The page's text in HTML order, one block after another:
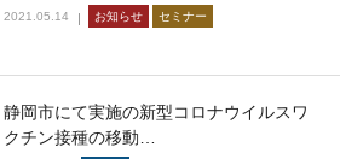
2021.05.14 お知らせ セミナー
静岡市にて実施の新型コロナウイルスワ
クチン接種の移動…